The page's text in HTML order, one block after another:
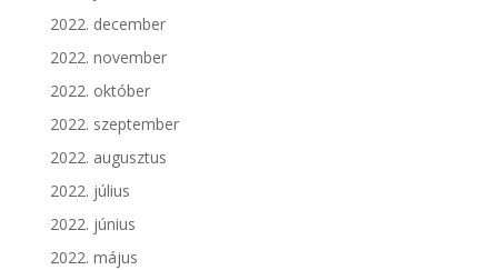
2022. december
2022. november
2022. október
2022. szeptember
2022. augusztus
2022. július
2022. június
2022. május